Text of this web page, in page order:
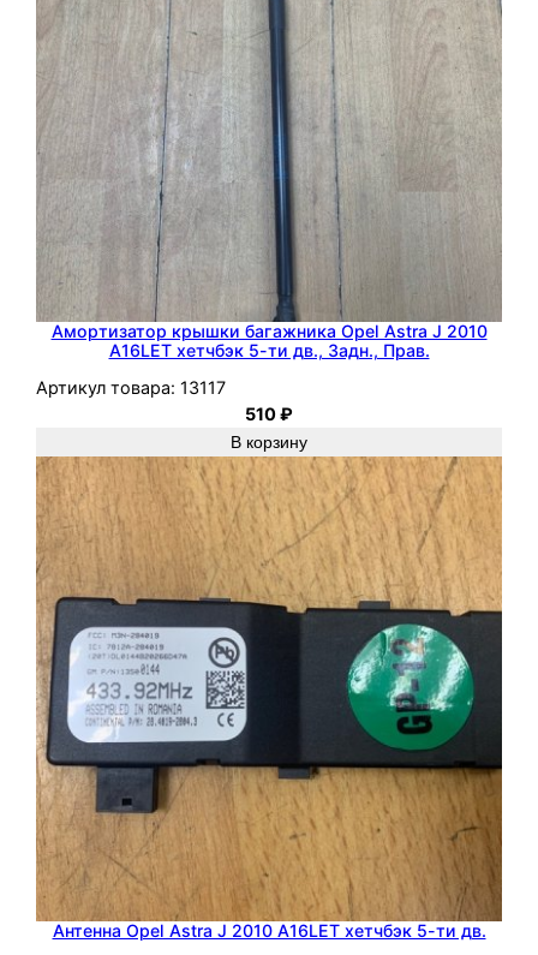
o
s
a
Амортизатор крышки багажника Opel Astra J 2010
A16LET хетчбэк 5-ти дв., Задн., Прав.
Артикул товара: 13117
510₽
В корзину
Антенна Opel Astra J 2010 A16LET хетчбэк 5-ти дв.